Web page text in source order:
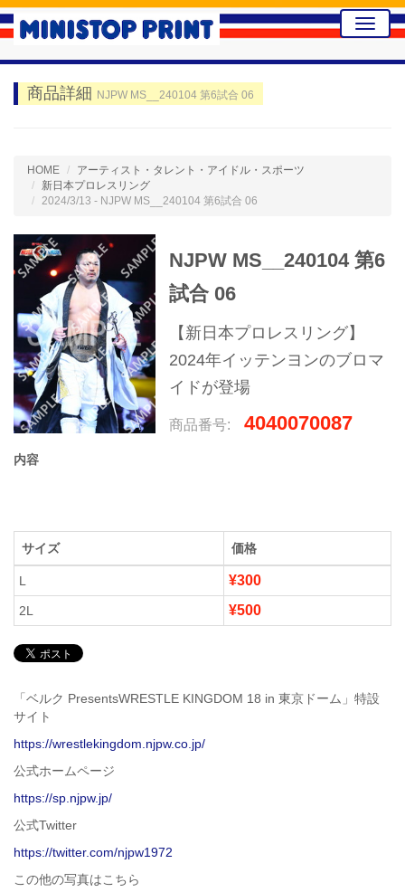
Toggle
商品詳細 NJPW MS__240104 第6試合 06
HOME
アーティスト・タレント・アイドル・スポーツ
新日本プロレスリング
2024/3/13 - NJPW MS__240104 第6試合 06
NJPW MS__240104 第6
試合 06
【新日本プロレスリング】
2024年イッテンヨンのブロマ
イドが登場
商品番号: 4040070087
内容
サイズ 価格
L ¥300
2L ¥500
「ベルク PresentsWRESTLE KINGDOM 18 in 東京ドーム」特設
サイト
https://wrestlekingdom.njpw.co.jp/
公式ホームページ
https://sp.njpw.jp/
公式Twitter
https://twitter.com/njpw1972
この他の写真はこちら